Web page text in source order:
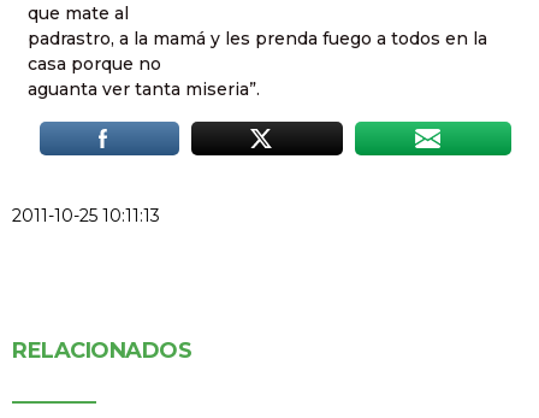
que mate al
padrastro, a la mamá y les prenda fuego a todos en la
casa porque no
aguanta ver tanta miseria”.
2011-10-25 10:11:13
RELACIONADOS